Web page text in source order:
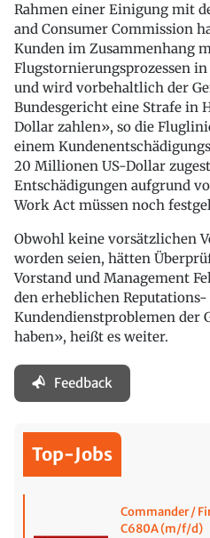
Rahmen einer Einigung mit
and Consumer Commission
Kunden im Zusammenhang
Flugstornierungsprozessen
und wird vorbehaltlich der
Bundesgericht eine Strafe in
Dollar zahlen», so die
einem
20 Millionen US-Dollar
Entschädigungen aufgrund
Work Act müssen noch
Obwohl keine vorsätzlichen
worden seien, hätten
Vorstand und Management
den erheblichen
Kundendienstproblemen der
haben», heißt es weiter.
Feedback
Top-Jobs
Commander /
C680A (m/f/d)